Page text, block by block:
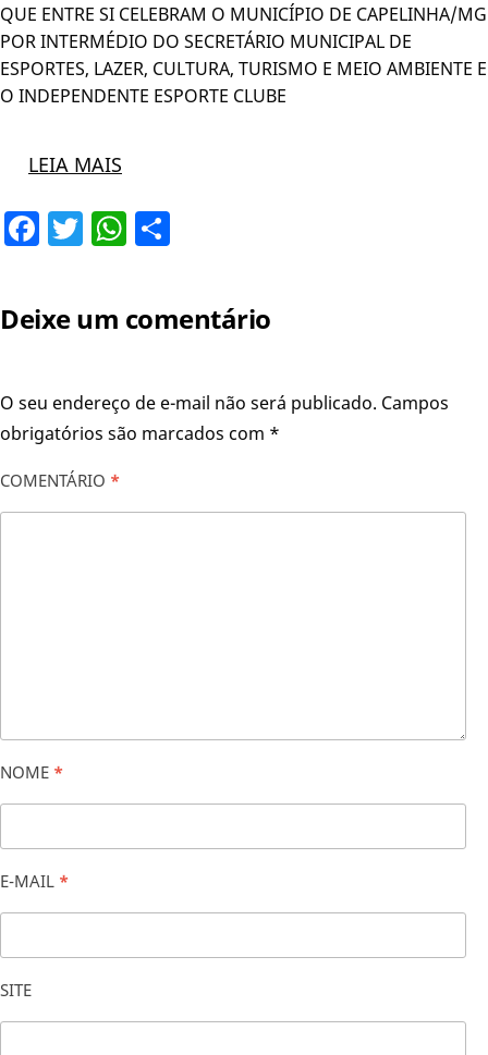
QUE ENTRE SI CELEBRAM O MUNICÍPIO DE CAPELINHA/MG
POR INTERMÉDIO DO SECRETÁRIO MUNICIPAL DE
ESPORTES, LAZER, CULTURA, TURISMO E MEIO AMBIENTE E
O INDEPENDENTE ESPORTE CLUBE
LEIA MAIS
Facebook
TwitterWhatsApp
Deixe um comentário
O seu endereço de e-mail não será publicado. Campos
obrigatórios são marcados com *
COMENTÁRIO *
NOME *
E-MAIL *
SITE